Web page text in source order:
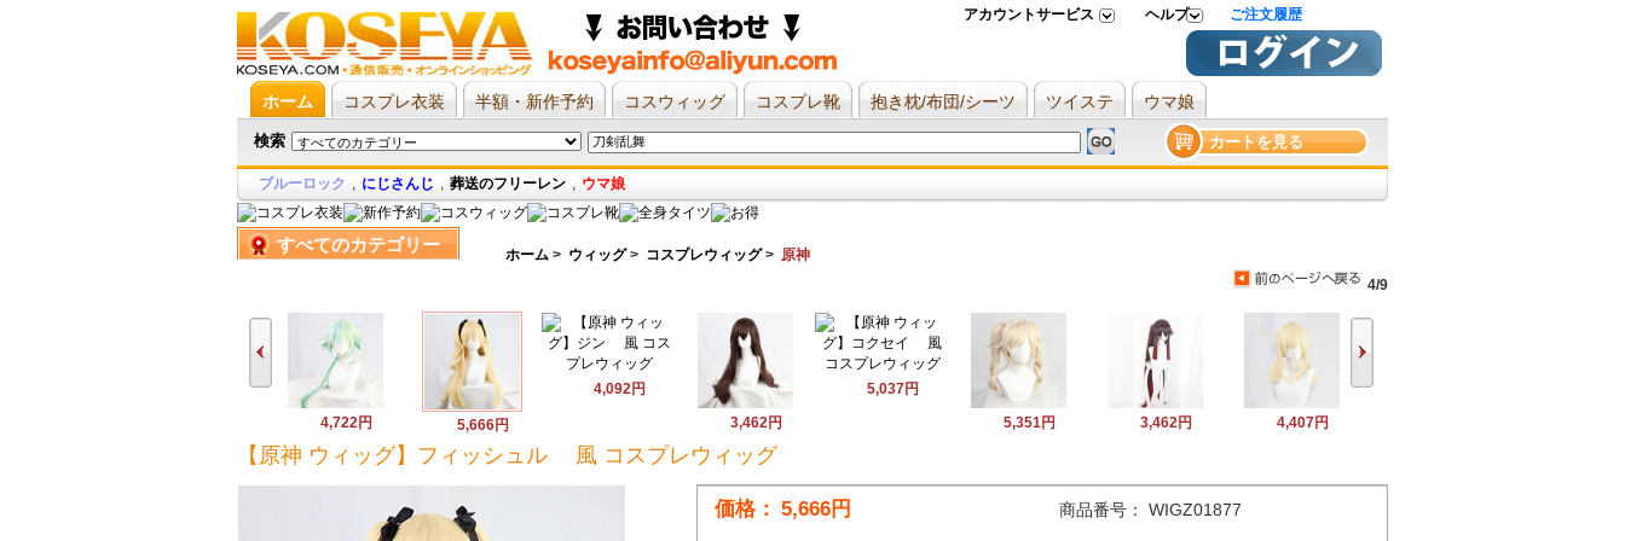
アカウントサービス ヘルプ ご注文履歴
ホーム コスプレ衣装 半額・新作予約 コスウィッグ コスプレ靴 抱き枕/布団/シーツ ツイステ ウマ娘
検索 カートを見る
ブルーロック , にじさんじ , 葬送のフリーレン , ウマ娘
すべてのカテゴリー ホーム > ウィッグ> コスプレウィッグ> 原神
4/9
4,722円 5,666円
4,092円
3,462円
5,037円
5,351円
3,462円 4,407円
【原神 ウィッグ】フィッシュル 風 コスプレウィッグ
価格： 5,666円 商品番号： WIGZ01877